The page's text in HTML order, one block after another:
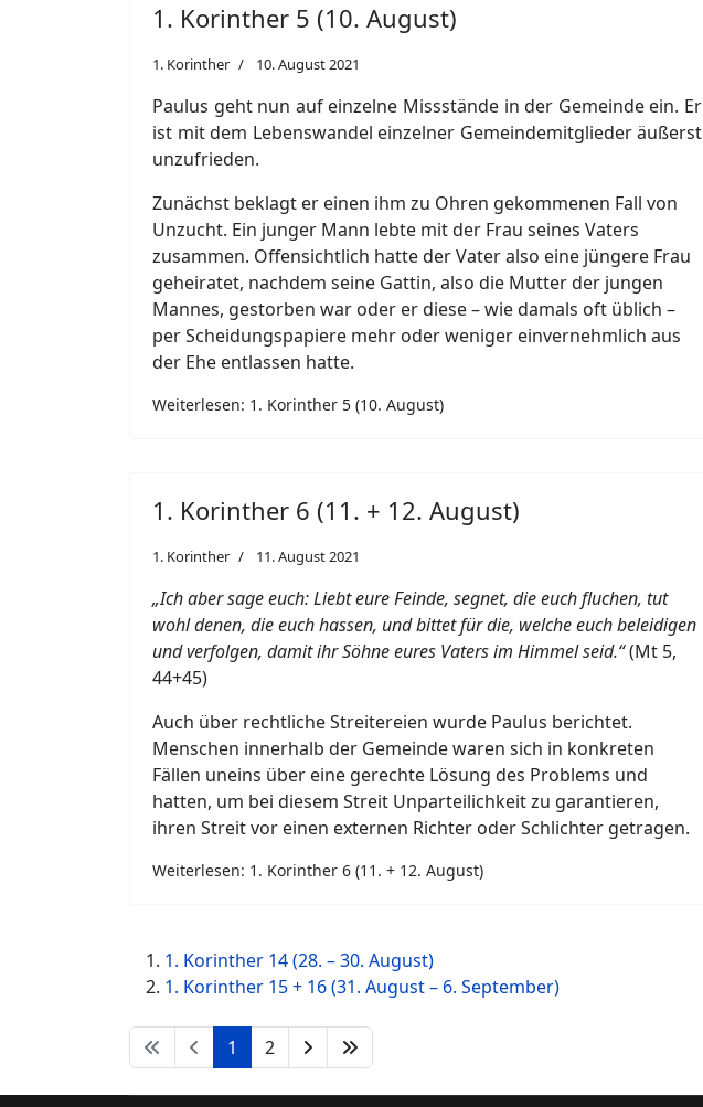
1. Korinther 5 (10. August)
1. Korinther 10. August 2021
Paulus geht nun auf einzelne Missstände in der Gemeinde ein. Er
ist mit dem Lebenswandel einzelner Gemeindemitglieder äußerst
unzufrieden.
Zunächst beklagt er einen ihm zu Ohren gekommenen Fall von
Unzucht. Ein junger Mann lebte mit der Frau seines Vaters
zusammen. Offensichtlich hatte der Vater also eine jüngere Frau
geheiratet, nachdem seine Gattin, also die Mutter der jungen
Mannes, gestorben war oder er diese – wie damals oft üblich –
per Scheidungspapiere mehr oder weniger einvernehmlich aus
der Ehe entlassen hatte.
Weiterlesen: 1. Korinther 5 (10. August)
1. Korinther 6 (11. + 12. August)
1. Korinther 11. August 2021
„Ich aber sage euch: Liebt eure Feinde, segnet, die euch fluchen, tut
wohl denen, die euch hassen, und bittet für die, welche euch beleidigen
und verfolgen, damit ihr Söhne eures Vaters im Himmel seid.“(Mt 5,
44+45)
Auch über rechtliche Streitereien wurde Paulus berichtet.
Menschen innerhalb der Gemeinde waren sich in konkreten
Fällen uneins über eine gerechte Lösung des Problems und
hatten, um bei diesem Streit Unparteilichkeit zu garantieren,
ihren Streit vor einen externen Richter oder Schlichter getragen.
Weiterlesen: 1. Korinther 6 (11. + 12. August)
1. Korinther 14 (28. – 30. August)
1. Korinther 15 + 16 (31. August – 6. September)
1 2